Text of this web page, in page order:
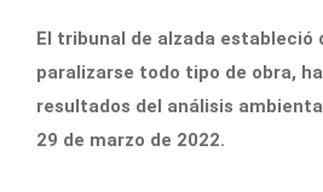
El tribunal de alzada estableció
paralizarse todo tipo de obra,
resultados del análisis
29 de marzo de 2022.